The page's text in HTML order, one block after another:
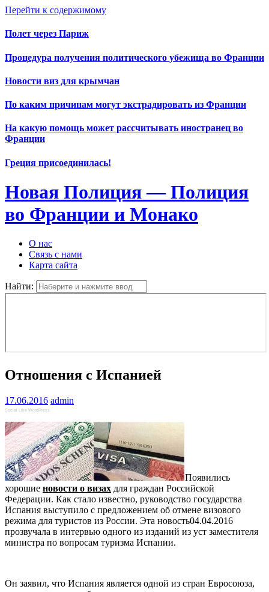
Перейти к содержимому
Полет через Париж
Процедура получения политического убежища во Франции
Новости виз для крымчан
По каким причинам могут экстрадировать из Франции
На какую помощь может рассчитывать иностранец во
Франции
Греция присоединилась!
Новая Полиция — Полиция
во Франции и Монако
О нас
Связь с нами
Карта сайта
Найти:
Отношения с Испанией
17.06.2016 admin
Social Like WordPress
Появились
хорошие новости о визах для граждан Российской
Федерации. Как стало известно, руководство государства
Испания выступило с предложением об отмене визового
режима для туристов из России. Эта новость04.04.2016
прозвучала в интервью одного из изданий из уст заместителя
министра по вопросам туризма Испании.
Он заявил, что Испания является одной из стран Евросоюза,